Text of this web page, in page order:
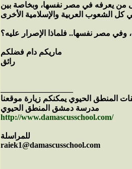
من يعرفه في مصر نفسها، وبخاصة بين
ماريكم دام فضلكم
رائق
المنطق الحيوي يمكنكم زيارة موقعنا
مدرسة دمشق المنطق الحيوي
http://www.damascusschool.com/
للمراسلة
raiek1@damascusschool.com